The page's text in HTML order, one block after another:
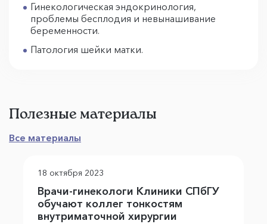
Гинекологическая эндокринология,
проблемы бесплодия и невынашивание
беременности.
Патология шейки матки.
Полезные материалы
Все материалы
18 октября 2023
Врачи-гинекологи Клиники СПбГУ
обучают коллег тонкостям
внутриматочной хирургии